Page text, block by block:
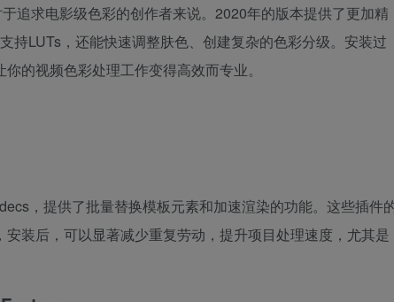
追求电影级色彩的创作者来说。2020年的版本提供了更加精
持LUTs，还能快速调整肤色、创建复杂的色彩分级。安装过
的视频色彩处理工作变得高效而专业。
，提供了批量替换模板元素和加速渲染的功能。这些插件
装后，可以显著减少重复劳动，提升项目处理速度，尤其是